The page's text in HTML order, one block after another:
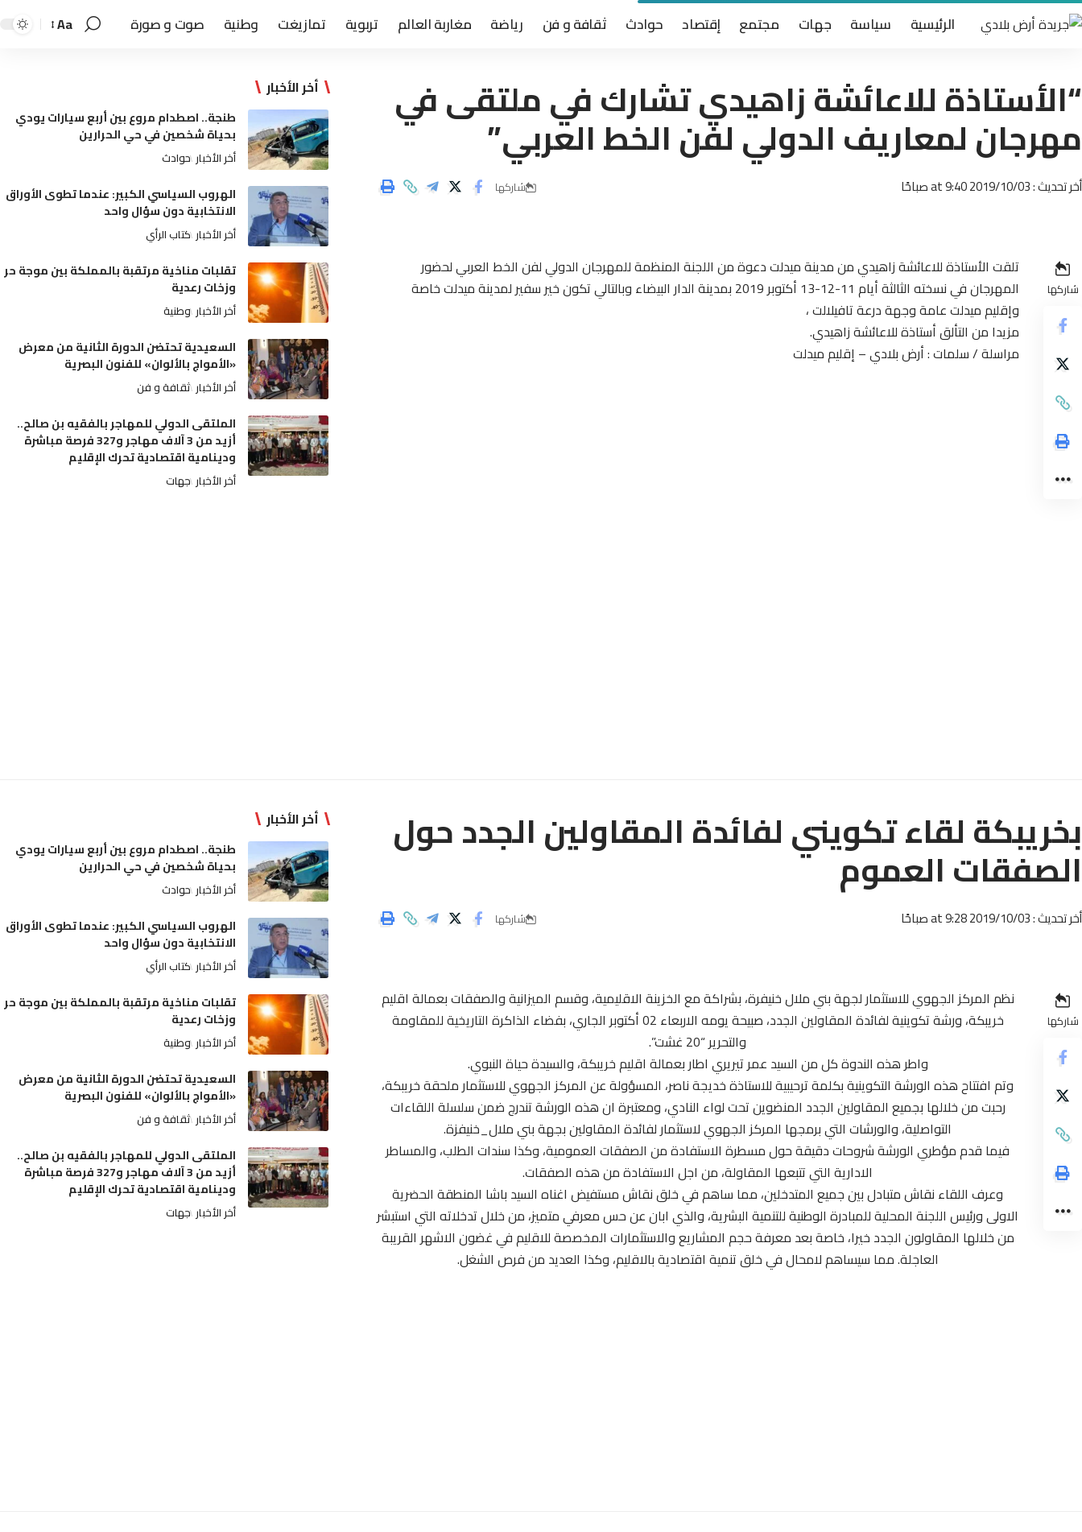
الرئيسية سياسة جهات مجتمع إقتصاد حوادث ثقافة و فن رياضة مغاربة العالم تربوية تمازيغت وطنية صوت و صورة Aa
“الأستاذة للاعائشة زاهيدي تشارك في ملتقى في
مهرجان لمعاريف الدولي لفن الخط العربي”
أخر تحديث : 2019/10/03 at 9:40 صباحًا شاركها
شاركها
تلقت الأستاذة للاعائشة زاهيدي من مدينة ميدلت دعوة من اللجنة المنظمة للمهرجان الدولي لفن الخط العربي لحضور
المهرجان في نسخته الثالثة أيام 11-12-13 أكتوبر 2019 بمدينة الدار البيضاء وبالتالي تكون خير سفير لمدينة ميدلت خاصة
وإقليم ميدلت عامة وجهة درعة تافيلالت ،
مزيدا من التألق أستاذة للاعائشة زاهيدي.
مراسلة / سلمات : أرض بلادي – إقليم ميدلت
أخر الأخبار
طنجة.. اصطدام مروع بين أربع سيارات يودي
بحياة شخصين في حي الحرارين
أخر الأخبار حوادث
الهروب السياسي الكبير: عندما تطوى الأوراق
الانتخابية دون سؤال واحد
أخر الأخبار كتاب الرأي
تقلبات مناخية مرتقبة بالمملكة بين موجة حر
وزخات رعدية
أخر الأخبار وطنية
السعيدية تحتضن الدورة الثانية من معرض
«الأمواج بالألوان» للفنون البصرية
أخر الأخبار ثقافة و فن
الملتقى الدولي للمهاجر بالفقيه بن صالح..
أزيد من 3 آلاف مهاجر و327 فرصة مباشرة
ودينامية اقتصادية تحرك الإقليم
أخر الأخبار جهات
بخريبكة لقاء تكويني لفائدة المقاولين الجدد حول
الصفقات العموم
أخر تحديث : 2019/10/03 at 9:28 صباحًا شاركها
شاركها
نظم المركز الجهوي للاستثمار لجهة بني ملال خنيفرة، بشراكة مع الخزينة الاقليمية، وقسم الميزانية والصفقات بعمالة اقليم
خريبكة، ورشة تكوينية لفائدة المقاولين الجدد، صبيحة يومه الاربعاء 02 أكتوبر الجاري، بفضاء الذاكرة التاريخية للمقاومة
والتحرير “20 غشت”.
واطر هذه الندوة كل من السيد عمر تيريري اطار بعمالة اقليم خريبكة، والسيدة حياة النبوي.
وتم افتتاح هذه الورشة التكوينية بكلمة ترحيبية للاستاذة خديجة ناصر، المسؤولة عن المركز الجهوي للاستثمار ملحقة خريبكة،
رحبت من خلالها بجميع المقاولين الجدد المنضوين تحت لواء النادي، ومعتبرة ان هذه الورشة تندرج ضمن سلسلة اللقاءات
التواصلية، والورشات التي برمجها المركز الجهوي لاستثمار لفائدة المقاولين بجهة بني ملال_خنيفزة.
فيما قدم مؤطري الورشة شروحات دقيقة حول مسطرة الاستفادة من الصفقات العمومية، وكذا سندات الطلب، والمساطر
الادارية التي تتبعها المقاولة، من اجل الاستفادة من هذه الصفقات.
وعرف اللقاء نقاش متبادل بين جميع المتدخلين، مما ساهم في خلق نقاش مستفيض اغناه السيد باشا المنطقة الحضرية
الاولى ورئيس اللجنة المحلية للمبادرة الوطنية للتنمية البشرية، والذي ابان عن حس معرفي متميز، من خلال تدخلاته التي استبشر
من خلالها المقاولون الجدد خيرا، خاصة بعد معرفة حجم المشاريع والاستثمارات المخصصة للاقليم في غضون الاشهر القريبة
العاجلة. مما سيساهم لامحال في خلق تنمية اقتصادية بالاقليم، وكذا العديد من فرص الشغل.
أخر الأخبار
طنجة.. اصطدام مروع بين أربع سيارات يودي
بحياة شخصين في حي الحرارين
أخر الأخبار حوادث
الهروب السياسي الكبير: عندما تطوى الأوراق
الانتخابية دون سؤال واحد
أخر الأخبار كتاب الرأي
تقلبات مناخية مرتقبة بالمملكة بين موجة حر
وزخات رعدية
أخر الأخبار وطنية
السعيدية تحتضن الدورة الثانية من معرض
«الأمواج بالألوان» للفنون البصرية
أخر الأخبار ثقافة و فن
الملتقى الدولي للمهاجر بالفقيه بن صالح..
أزيد من 3 آلاف مهاجر و327 فرصة مباشرة
ودينامية اقتصادية تحرك الإقليم
أخر الأخبار جهات